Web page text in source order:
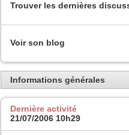
Trouver les dernières
Voir son blog
Informations générales
Dernière activité
21/07/2006 10h29